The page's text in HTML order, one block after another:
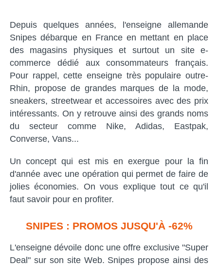
Depuis quelques années, l'enseigne allemande
Snipes débarque en France en mettant en place
des magasins physiques et surtout un site e-
commerce dédié aux consommateurs français.
Pour rappel, cette enseigne très populaire outre-
Rhin, propose de grandes marques de la mode,
sneakers, streetwear et accessoires avec des prix
intéressants. On y retrouve ainsi des grands noms
du secteur comme Nike, Adidas, Eastpak,
Converse, Vans...
Un concept qui est mis en exergue pour la fin
d'année avec une opération qui permet de faire de
jolies économies. On vous explique tout ce qu'il
faut savoir pour en profiter.
SNIPES : PROMOS JUSQU'À -62%
L'enseigne dévoile donc une offre exclusive "Super
Deal" sur son site Web. Snipes propose ainsi des